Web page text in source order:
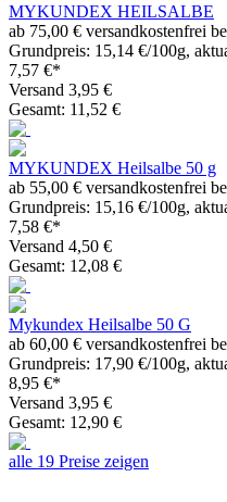
MYKUNDEX HEILSALBE
ab 75,00 € versandkostenfrei
Grundpreis: 15,14 €/100g,
7,57 €*
Versand 3,95 €
Gesamt: 11,52 €
MYKUNDEX Heilsalbe 50 g
ab 55,00 € versandkostenfrei
Grundpreis: 15,16 €/100g,
7,58 €*
Versand 4,50 €
Gesamt: 12,08 €
Mykundex Heilsalbe 50 G
ab 60,00 € versandkostenfrei
Grundpreis: 17,90 €/100g,
8,95 €*
Versand 3,95 €
Gesamt: 12,90 €
alle 19 Preise zeigen